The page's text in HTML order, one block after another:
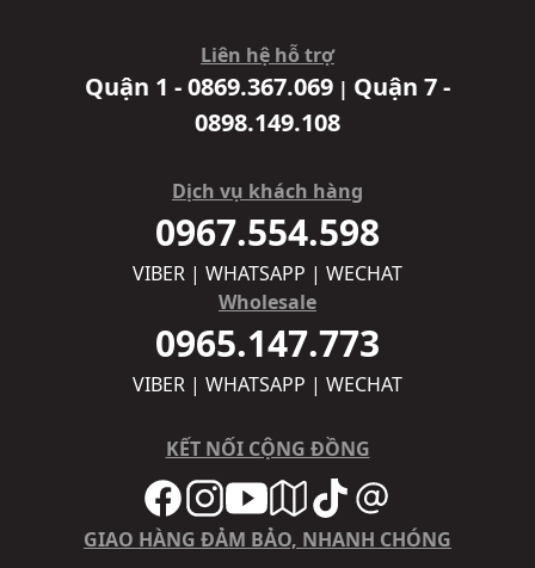
Liên hệ hỗ trợ
Quận 1 - 0869.367.069 | Quận 7 -
0898.149.108
Dịch vụ khách hàng
0967.554.598
VIBER | WHATSAPP | WECHAT
Wholesale
0965.147.773
VIBER | WHATSAPP | WECHAT
KẾT NỐI CỘNG ĐỒNG
GIAO HÀNG ĐẢM BẢO, NHANH CHÓNG